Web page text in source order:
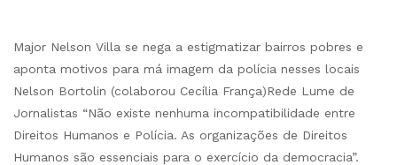
Major Nelson Villa se nega a estigmatizar bairros pobres e
aponta motivos para má imagem da polícia nesses locais
Nelson Bortolin (colaborou Cecília França)Rede Lume de
Jornalistas “Não existe nenhuma incompatibilidade entre
Direitos Humanos e Polícia. As organizações de Direitos
Humanos são essenciais para o exercício da democracia”.